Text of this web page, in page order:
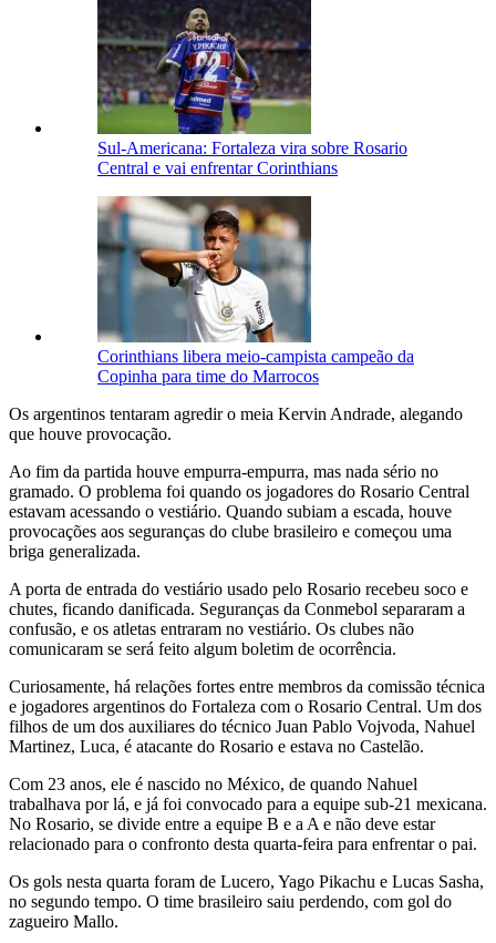
Sul-Americana: Fortaleza vira sobre Rosario
Central e vai enfrentar Corinthians
Corinthians libera meio-campista campeão da
Copinha para time do Marrocos
Os argentinos tentaram agredir o meia Kervin Andrade, alegando
que houve provocação.
Ao fim da partida houve empurra-empurra, mas nada sério no
gramado. O problema foi quando os jogadores do Rosario Central
estavam acessando o vestiário. Quando subiam a escada, houve
provocações aos seguranças do clube brasileiro e começou uma
briga generalizada.
A porta de entrada do vestiário usado pelo Rosario recebeu soco e
chutes, ficando danificada. Seguranças da Conmebol separaram a
confusão, e os atletas entraram no vestiário. Os clubes não
comunicaram se será feito algum boletim de ocorrência.
Curiosamente, há relações fortes entre membros da comissão técnica
e jogadores argentinos do Fortaleza com o Rosario Central. Um dos
filhos de um dos auxiliares do técnico Juan Pablo Vojvoda, Nahuel
Martinez, Luca, é atacante do Rosario e estava no Castelão.
Com 23 anos, ele é nascido no México, de quando Nahuel
trabalhava por lá, e já foi convocado para a equipe sub-21 mexicana.
No Rosario, se divide entre a equipe B e a A e não deve estar
relacionado para o confronto desta quarta-feira para enfrentar o pai.
Os gols nesta quarta foram de Lucero, Yago Pikachu e Lucas Sasha,
no segundo tempo. O time brasileiro saiu perdendo, com gol do
zagueiro Mallo.